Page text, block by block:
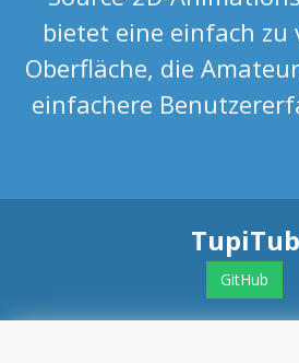
bietet eine einfach zu
Oberfläche, die
einfachere
GitHub